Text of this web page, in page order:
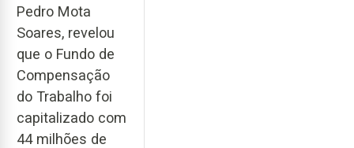
Pedro Mota
Soares, revelou
que o Fundo de
Compensação
do Trabalho foi
capitalizado com
44 milhões de